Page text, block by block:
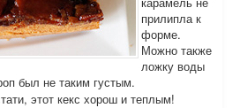
прилипла к
форме.
Можно также
ложку воды
был не таким густым.
этот кекс хорош и теплым!